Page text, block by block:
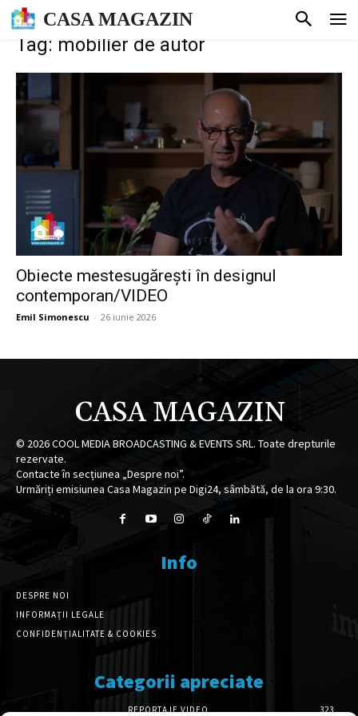
CASA MAGAZIN
Tag: mobilier de autor
Obiecte mestesugărești în designul
contemporan/VIDEO
Emil Simonescu - 26 iunie 2026
CASA MAGAZIN
© 2026COOL MEDIA BROADCASTING & EVENTS SRL. Toate drepturile
rezervate.
Contacte în secțiunea „Despre noi”.
Urmăriți emisiunea Casa Magazin pe Digi24, sâmbătă, de la ora 9:30.
Info
DESPRE NOI
INFORMAȚII LEGALE
CONFIDENȚIALITATE & COOKIES
Categorii apreciate
REPORTAJE VIDEO 323